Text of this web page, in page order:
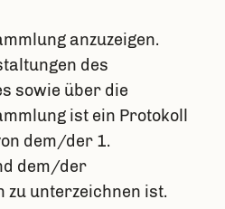
anzuzeigen.
des
sowie über die
ist ein Protokoll
dem/der 1.
dem/der
unterzeichnen ist.